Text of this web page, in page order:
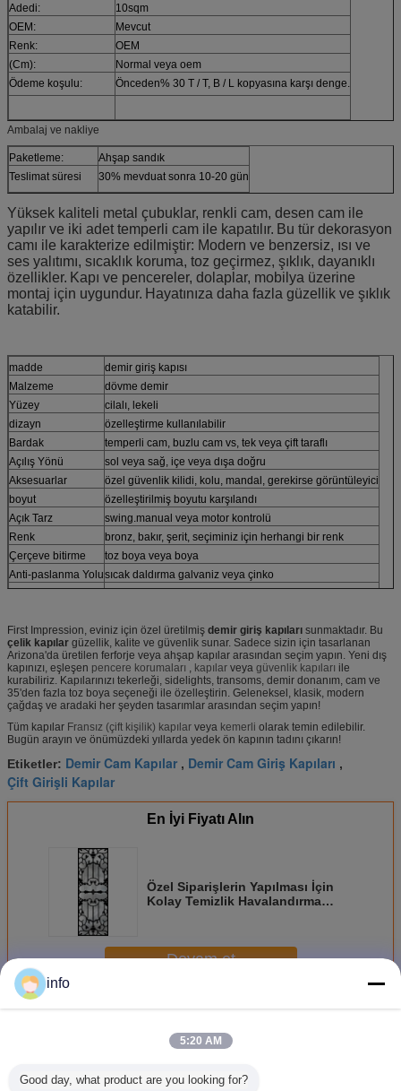
Adedi:
10sqm
OEM:
Mevcut
Renk:
OEM
(Cm):
Normal veya oem
Ödeme koşulu:
Önceden% 30 T / T, B / L kopyasına karşı denge.
Ambalaj ve nakliye
Paketleme:
Ahşap sandık
Teslimat süresi
30% mevduat sonra 10-20 gün
Yüksek kaliteli metal çubuklar, renkli cam, desen cam ile
yapılır ve iki adet temperli cam ile kapatılır. Bu tür dekorasyon
camı ile karakterize edilmiştir: Modern ve benzersiz, ısı ve
ses yalıtımı, sıcaklık koruma, toz geçirmez, şıklık, dayanıklı
özellikler. Kapı ve pencereler, dolaplar, mobilya üzerine
montaj için uygundur. Hayatınıza daha fazla güzellik ve şıklık
katabilir.
madde
demir giriş kapısı
Malzeme
dövme demir
Yüzey
cilalı, lekeli
dizayn
özelleştirme kullanılabilir
Bardak
temperli cam, buzlu cam vs, tek veya çift taraflı
Açılış Yönü
sol veya sağ, içe veya dışa doğru
Aksesuarlar
özel güvenlik kilidi, kolu, mandal, gerekirse görüntüleyici
boyut
özelleştirilmiş boyutu karşılandı
Açık Tarz
swing.manual veya motor kontrolü
Renk
bronz, bakır, şerit, seçiminiz için herhangi bir renk
Çerçeve bitirme
toz boya veya boya
Anti-paslanma Yolusıcak daldırma galvaniz veya çinko
Uygulama
bahçe, ev, okul, fabrika, şirket vb
First Impression, eviniz için özel üretilmiş demir giriş kapıları sunmaktadır. Bu
çelik kapılar güzellik, kalite ve güvenlik sunar. Sadece sizin için tasarlanan
Arizona'da üretilen ferforje veya ahşap kapılar arasından seçim yapın. Yeni dış
kapınızı, eşleşen pencere korumaları , kapılar veya güvenlik kapıları ile
kurabiliriz. Kapılarınızı tekerleği, sidelights, transoms, demir donanım, cam ve
35'den fazla toz boya seçeneği ile özelleştirin. Geleneksel, klasik, modern
çağdaş ve aradaki her şeyden tasarımlar arasından seçim yapın!
Tüm kapılar Fransız (çift kişilik) kapılar veya kemerli olarak temin edilebilir.
Bugün arayın ve önümüzdeki yıllarda yedek ön kapının tadını çıkarın!
Etiketler: Demir Cam Kapılar , Demir Cam Giriş Kapıları ,
Çift Girişli Kapılar
En İyi Fiyatı Alın
Özel Siparişlerin Yapılması İçin
Kolay Temizlik Havalandırma
Devam et
DahaFerforje Cam
info
5:20 AM
Good day, what product are you looking for?